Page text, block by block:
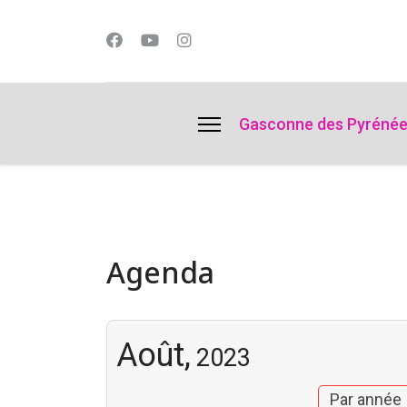
Gasconne des
Agenda
Août, 2023
Par année